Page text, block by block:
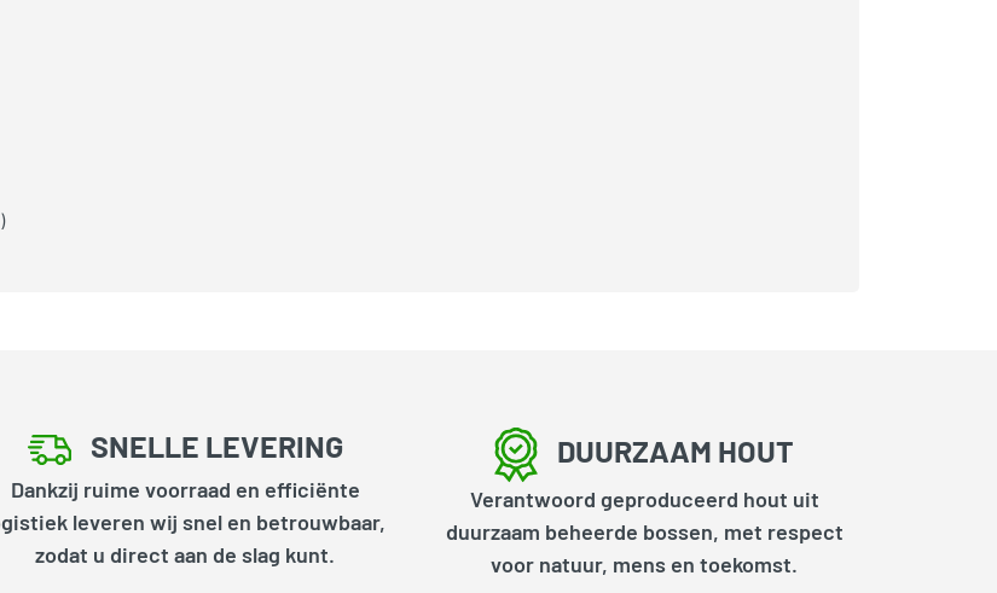
SNELLE LEVERING
Dankzij ruime voorraad en efficiënte
leveren wij snel en betrouwbaar,
zodat u direct aan de slag kunt.
DUURZAAM HOUT
Verantwoord geproduceerd hout uit
duurzaam beheerde bossen, met respect
voor natuur, mens en toekomst.